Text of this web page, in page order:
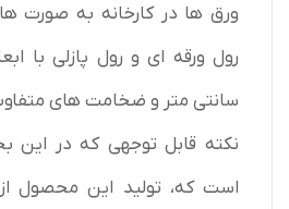
ورق ها در کارخانه به صورت
سانتی متر و ضخامت های
نکته قابل توجهی که در این
است که، تولید این محصول